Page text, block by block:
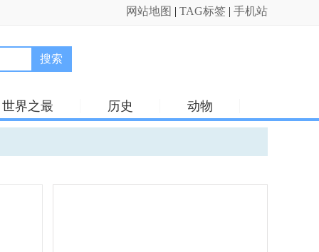
网站地图 | TAG标签 | 手机站
搜索
世界之最 历史 动物